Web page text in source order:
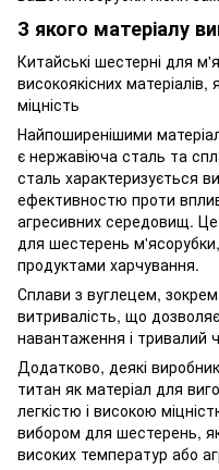
З якого матеріалу
Китайські шестерні для
високоякісних матеріалів,
міцність
Найпоширенішими
є нержавіюча сталь та
сталь характеризується
ефективностю проти
агресивних середовищ. Це
для шестерень
продуктами харчування.
Сплави з вуглецем,
витривалість, що
навантаження і тривалий
Додатково, деякі
титан як матеріал для
легкістю і високою
вибором для шестерень,
високих температур або